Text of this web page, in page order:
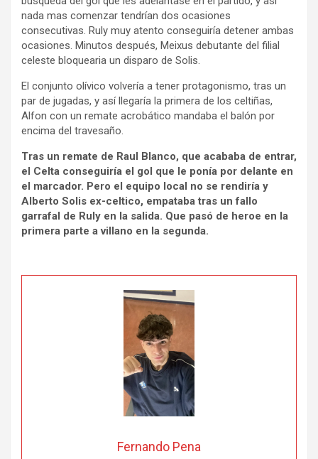
nada mas comenzar tendrían dos ocasiones
consecutivas. Ruly muy atento conseguiría detener ambas
ocasiones. Minutos después, Meixus debutante del filial
celeste bloquearia un disparo de Solis.
El conjunto olívico volvería a tener protagonismo, tras un
par de jugadas, y así llegaría la primera de los celtiñas,
Alfon con un remate acrobático mandaba el balón por
encima del travesaño.
Tras un remate de Raul Blanco, que acababa de entrar,
el Celta conseguiría el gol que le ponía por delante en
el marcador. Pero el equipo local no se rendiría y
Alberto Solis ex-celtico, empataba tras un fallo
garrafal de Ruly en la salida. Que pasó de heroe en la
primera parte a villano en la segunda.
Fernando Pena